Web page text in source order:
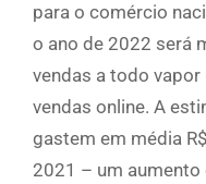
para o comércio
o ano de 2022 será
vendas a todo
vendas online. A
gastem em média
2021 – um aumento